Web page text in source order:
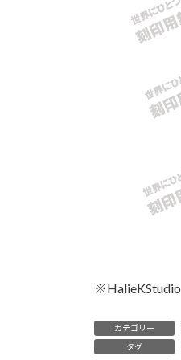
時
:
※HalieKStudio
カテゴリー
タグ